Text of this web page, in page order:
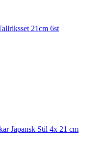
21cm 6st
Japansk Stil 4x 21 cm